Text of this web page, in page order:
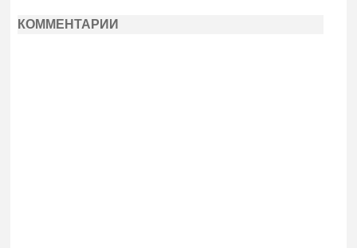
КОММЕНТАРИИ